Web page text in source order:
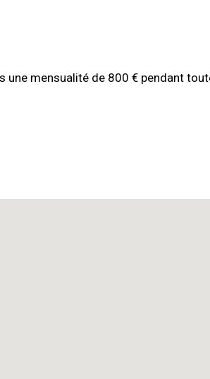
une mensualité de 800 € pendant